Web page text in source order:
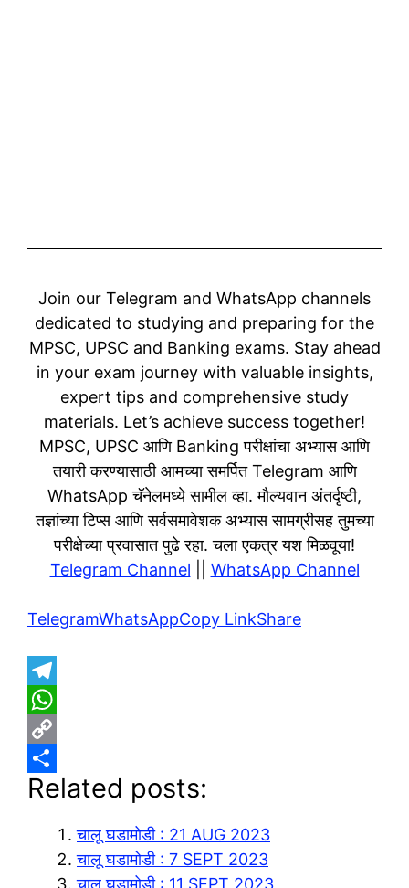
Join our Telegram and WhatsApp channels
dedicated to studying and preparing for the
MPSC, UPSC and Banking exams. Stay ahead
in your exam journey with valuable insights,
expert tips and comprehensive study
materials. Let’s achieve success together!
MPSC, UPSC आणि Banking परीक्षांचा अभ्यास आणि
तयारी करण्यासाठी आमच्या समर्पित Telegram आणि
WhatsApp चॅनेलमध्ये सामील व्हा. मौल्यवान अंतर्दृष्टी,
तज्ञांच्या टिप्स आणि सर्वसमावेशक अभ्यास सामग्रीसह तुमच्या
परीक्षेच्या प्रवासात पुढे रहा. चला एकत्र यश मिळवूया!
Telegram Channel
WhatsApp Channel
TelegramWhatsAppCopy LinkShare
T
e
e
W
h
a
C
o
S
Related posts:
चालू घडामोडी : 21 AUG 2023
चालू घडामोडी : 7 SEPT 2023